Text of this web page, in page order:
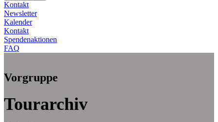
Kontakt
Newsletter
Kalender
Kontakt
Spendenaktionen
FAQ
Vorgruppe
Tourarchiv